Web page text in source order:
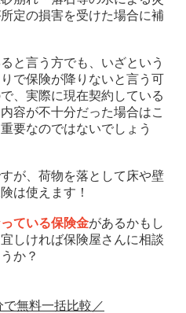
定の損害を受けた場合に補
と言う方でも、いざという
で保険が降りないと言う可
、実際に現在契約している
容が不十分だった場合はこ
要なのではないでしょう
が、荷物を落として床や壁
は使えます！
ている保険金があるかもし
しければ保険屋さんに相談
か？
無料一括比較／